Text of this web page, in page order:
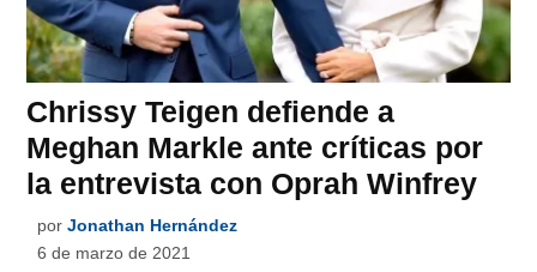
Chrissy Teigen defiende a
Meghan Markle ante críticas por
la entrevista con Oprah Winfrey
por Jonathan Hernández
6 de marzo de 2021